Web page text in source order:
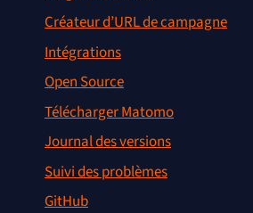
Créateur d’URL de campagne
Intégrations
Open Source
Télécharger Matomo
Journal des versions
Suivi des problèmes
GitHub